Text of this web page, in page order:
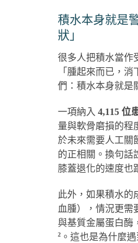
積水本身就是
狀」
很多人把積水當作
「腫起來而已，
們：積水本身就是
一項納入 4,115 位
量與軟骨磨損的程
於未來需要人工關
的正相關。換句話
膝蓋退化的速度也
此外，如果積水的
血腫），情況更需
與基質金屬蛋白酶
2 。這也是為什麼